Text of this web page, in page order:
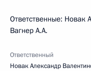
Ответственные: Новак
Вагнер А.А.
Ответственный
Новак Александр